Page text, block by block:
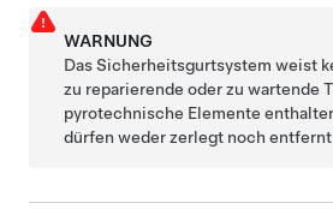
WARNUNG
Das Sicherheitsgurtsystem weist
zu reparierende oder zu wartende
pyrotechnische Elemente
dürfen weder zerlegt noch